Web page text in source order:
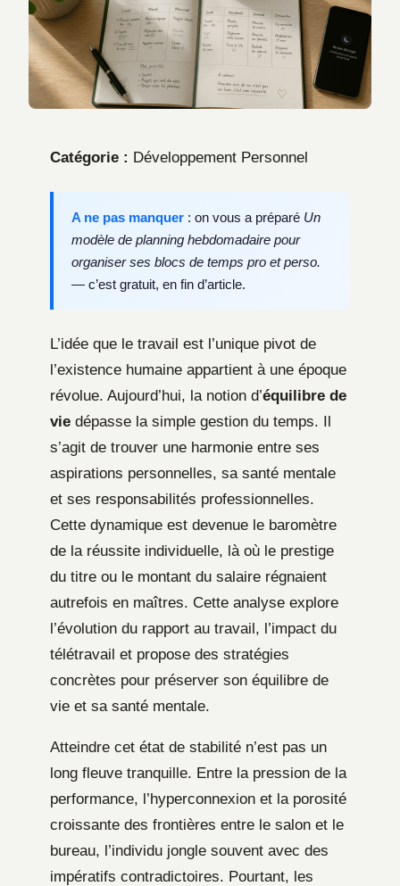
Catégorie : Développement Personnel
A ne pas manquer : on vous a préparé Un
modèle de planning hebdomadaire pour
organiser ses blocs de temps pro et perso.
— c’est gratuit, en fin d’article.
L’idée que le travail est l’unique pivot de
l’existence humaine appartient à une époque
révolue. Aujourd’hui, la notion d’équilibre de
vie dépasse la simple gestion du temps. Il
s’agit de trouver une harmonie entre ses
aspirations personnelles, sa santé mentale
et ses responsabilités professionnelles.
Cette dynamique est devenue le baromètre
de la réussite individuelle, là où le prestige
du titre ou le montant du salaire régnaient
autrefois en maîtres. Cette analyse explore
l’évolution du rapport au travail, l’impact du
télétravail et propose des stratégies
concrètes pour préserver son équilibre de
vie et sa santé mentale.
Atteindre cet état de stabilité n’est pas un
long fleuve tranquille. Entre la pression de la
performance, l’hyperconnexion et la porosité
croissante des frontières entre le salon et le
bureau, l’individu jongle souvent avec des
impératifs contradictoires. Pourtant, les